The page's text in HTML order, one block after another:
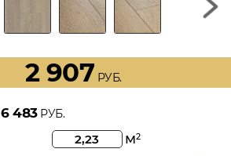
2 907 РУБ.
6 483РУБ.
м2